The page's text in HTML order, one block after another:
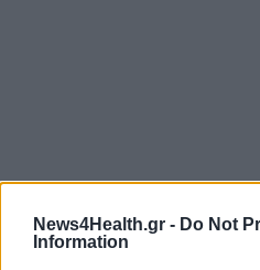
News4Health.gr - Do Not
Information